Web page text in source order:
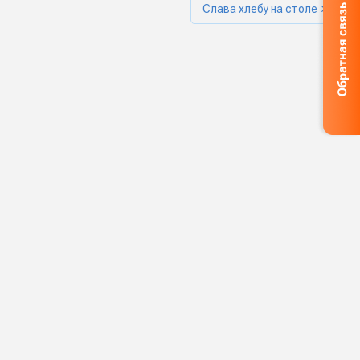
Слава хлебу на столе